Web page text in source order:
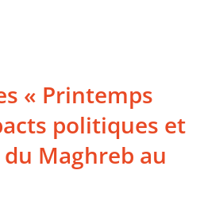
« Printemps
politiques et
Maghreb au